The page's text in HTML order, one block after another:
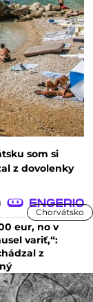
som si
z dovolenky
Chorvátsko
eur, no v
variť,“:
z